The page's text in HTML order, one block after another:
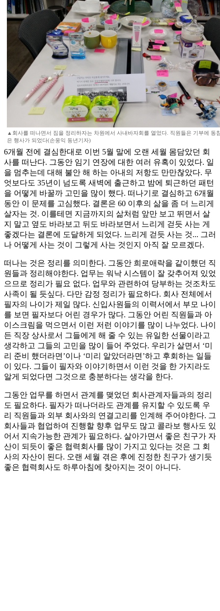
▲회사를 떠나면서 짐을 정리하자는 차원에서 사내바자회를 열었다. 직원들은 기부에 동
은 행사가 되었다(손웅익 동년기자)
6개월 전에 결심한대로 이번 5월 말에 오랜 세월 몸담았던 회
사를 떠난다. 그동안 임기 연장에 대한 여러 유혹이 있었다. 일
을 멈추는데 대해 불안 해 하는 아내의 저항도 만만찮았다. 무
엇보다도 35년이 넘도록 새벽에 출근하고 밤에 퇴근하던 패턴
을 어떻게 바꿀까 고민을 많이 했다. 떠나기로 결심하고 6개월
동안 이 문제를 고심했다. 결론은 60 이후의 삶을 좀 더 느리게
살자는 것. 이를테면 지금까지의 삶처럼 앞만 보고 뛰면서 살
지 말고 옆도 바라보고 뒤도 바라보면서 느리게 걷듯 사는 게
좋겠다는 결론에 도달하게 되었다. 느리게 걷듯 사는 것... 그러
나 어떻게 사는 것이 그렇게 사는 것인지 아직 잘 모르겠다.
떠나는 것은 정리를 의미한다. 그동안 희로애락을 같이했던 직
원들과 정리해야한다. 업무는 워낙 시스템이 잘 갖추어져 있었
으므로 정리가 필요 없다. 업무와 관련하여 당부하는 것조차도
사족이 될 듯싶다. 다만 감정 정리가 필요하다. 회사 전체에서
필자의 나이가 제일 많다. 신입사원들의 이력서에서 부모 나이
를 보면 필자보다 어린 경우가 많다. 그동안 어린 직원들과 아
이스크림을 먹으면서 이런 저런 이야기를 많이 나누었다. 나이
든 직장 상사로서 그들에게 해 줄 수 있는 유일한 선물이라고
생각하고 그들의 고민을 많이 들어 주었다. 우리가 살면서 ‘미
리 준비 했더라면’이나 ‘미리 알았더라면’하고 후회하는 일들
이 있다. 그들이 필자와 이야기하면서 이런 것을 한 가지라도
알게 되었다면 그것으로 충분하다는 생각을 한다.
그동안 업무를 하면서 관계를 맺었던 회사관계자들과의 정리
도 필요하다. 필자가 떠나더라도 관계를 유지할 수 있도록 우
리 직원들과 외부 회사와의 연결고리를 인계해 주어야한다. 그
회사들과 협업하여 진행할 향후 업무도 많고 콜라보 행사도 있
어서 지속가능한 관계가 필요하다. 살아가면서 좋은 친구가 자
산이 되듯이 좋은 협력회사를 많이 가지고 있다는 것은 그 회
사의 자산이 된다. 오랜 세월 겪은 후에 진정한 친구가 생기듯
좋은 협력회사도 하루아침에 찾아지는 것이 아니다.